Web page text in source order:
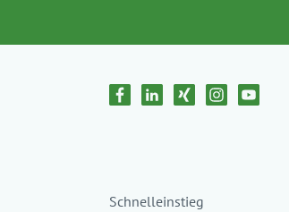
Schnelleinstieg